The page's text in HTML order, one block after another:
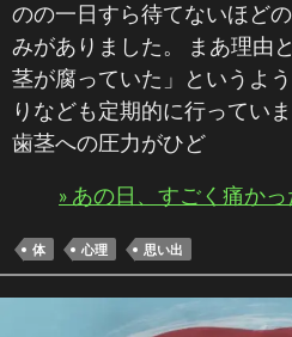
のの一日すら待てないほど
みがありました。 まあ理由
茎が腐っていた」というよ
りなども定期的に行ってい
歯茎への圧力がひど
» あの日、すごく痛か
体 心理 思い出